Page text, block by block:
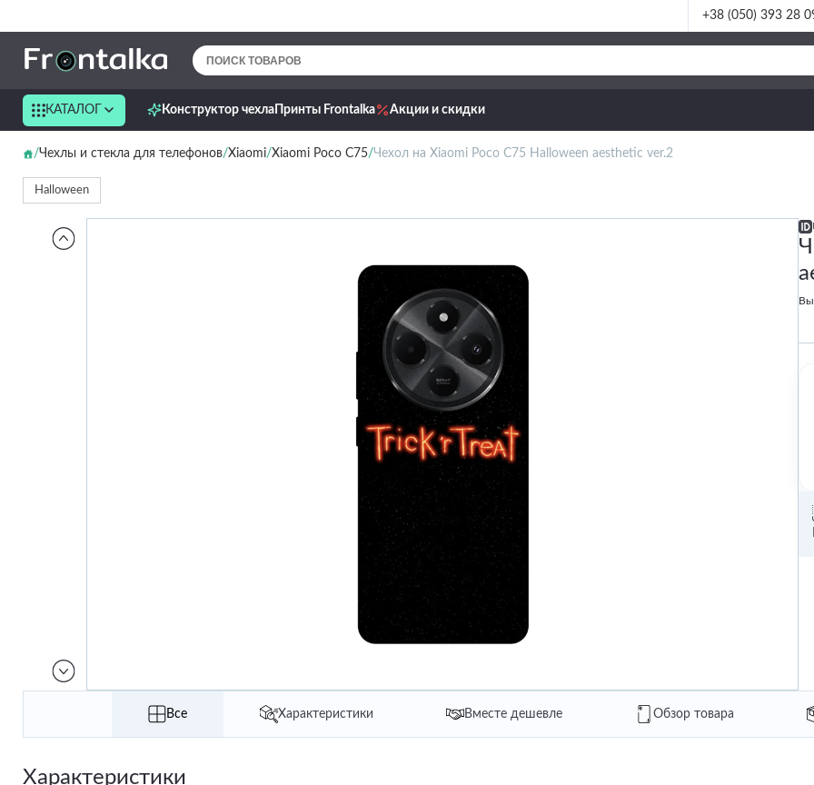
+38 (050) 393 28
КАТАЛОГ Конструктор чехла Принты Frontalka Акции и скидки
Чехлы и стекла для телефонов Xiaomi Xiaomi Poco C75 Чехол на Xiaomi Poco C75 Halloween aesthetic ver.2
Halloween
Все Характеристики Вместе дешевле Обзор товара
Характеристики